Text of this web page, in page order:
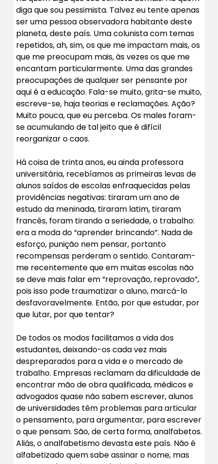
diga que sou pessimista. Talvez eu tente apenas
ser uma pessoa observadora habitante deste
planeta, deste país. Uma colunista com temas
repetidos, ah, sim, os que me impactam mais, os
que me preocupam mais, às vezes os que me
encantam particularmente. Uma das grandes
preocupações de qualquer ser pensante por
aqui é a educação. Fala-se muito, grita-se muito,
escreve-se, haja teorias e reclamações. Ação?
Muito pouca, que eu perceba. Os males foram-
se acumulando de tal jeito que é difícil
reorganizar o caos.
Há coisa de trinta anos, eu ainda professora
universitária, recebíamos as primeiras levas de
alunos saídos de escolas enfraquecidas pelas
providências negativas: tiraram um ano de
estudo da meninada, tiraram latim, tiraram
francês, foram tirando a seriedade, o trabalho:
era a moda do “aprender brincando”. Nada de
esforço, punição nem pensar, portanto
recompensas perderam o sentido. Contaram-
me recentemente que em muitas escolas não
se deve mais falar em “reprovação, reprovado”,
pois isso pode traumatizar o aluno, marcá-lo
desfavoravelmente. Então, por que estudar, por
que lutar, por que tentar?
De todos os modos facilitamos a vida dos
estudantes, deixando-os cada vez mais
despreparados para a vida e o mercado de
trabalho. Empresas reclamam da dificuldade de
encontrar mão de obra qualificada, médicos e
advogados quase não sabem escrever, alunos
de universidades têm problemas para articular
o pensamento, para argumentar, para escrever
o que pensam. São, de certa forma, analfabetos.
Aliás, o analfabetismo devasta este país. Não é
alfabetizado quem sabe assinar o nome, mas